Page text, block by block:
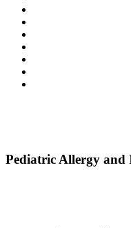
Pediatric Allergy and